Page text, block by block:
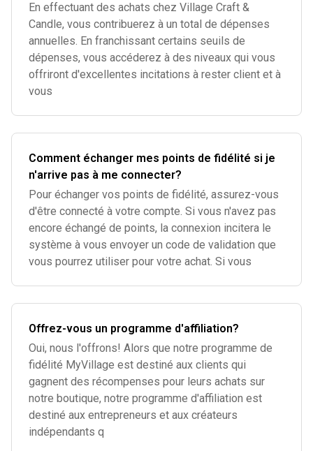
En effectuant des achats chez Village Craft &
Candle, vous contribuerez à un total de dépenses
annuelles. En franchissant certains seuils de
dépenses, vous accéderez à des niveaux qui vous
offriront d'excellentes incitations à rester client et à
vous
Comment échanger mes points de fidélité si je
n'arrive pas à me connecter?
Pour échanger vos points de fidélité, assurez-vous
d'être connecté à votre compte. Si vous n'avez pas
encore échangé de points, la connexion incitera le
système à vous envoyer un code de validation que
vous pourrez utiliser pour votre achat. Si vous
Offrez-vous un programme d'affiliation?
Oui, nous l'offrons! Alors que notre programme de
fidélité MyVillage est destiné aux clients qui
gagnent des récompenses pour leurs achats sur
notre boutique, notre programme d'affiliation est
destiné aux entrepreneurs et aux créateurs
indépendants q